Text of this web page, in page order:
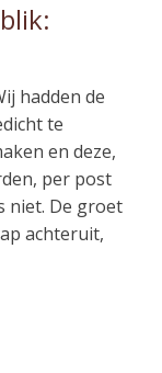
hadden de
te
en deze,
per post
niet. De groet
achteruit,